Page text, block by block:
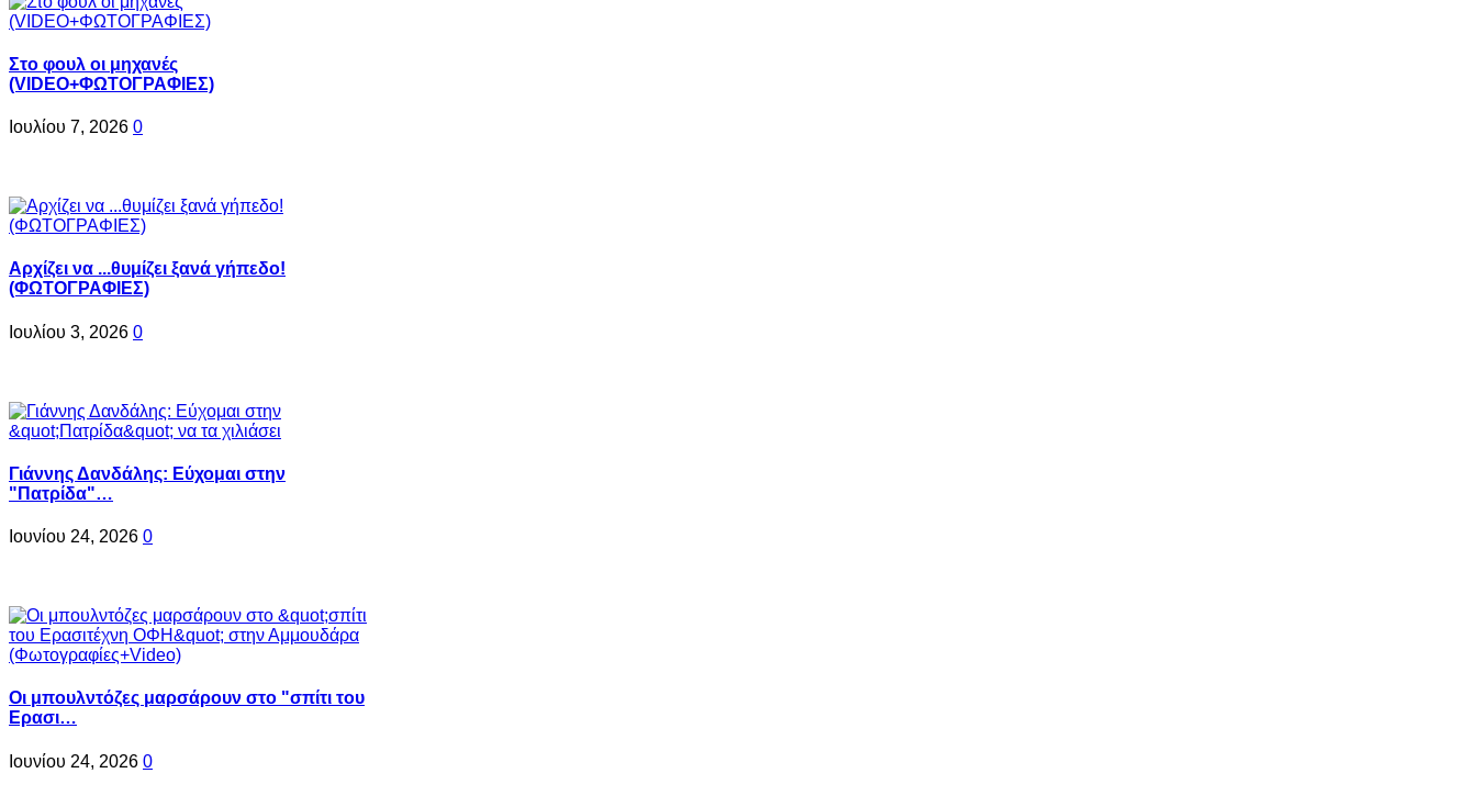
Στο φουλ οι μηχανές
(VIDEO+ΦΩΤΟΓΡΑΦΙΕΣ)
Ιουλίου 7, 2026 0
Αρχίζει να ...θυμίζει ξανά γήπεδο!
(ΦΩΤΟΓΡΑΦΙΕΣ)
Ιουλίου 3, 2026 0
Γιάννης Δανδάλης: Εύχομαι στην
"Πατρίδα"…
Ιουνίου 24, 2026 0
Oι μπουλντόζες μαρσάρουν στο "σπίτι του
Ερασι…
Ιουνίου 24, 2026 0